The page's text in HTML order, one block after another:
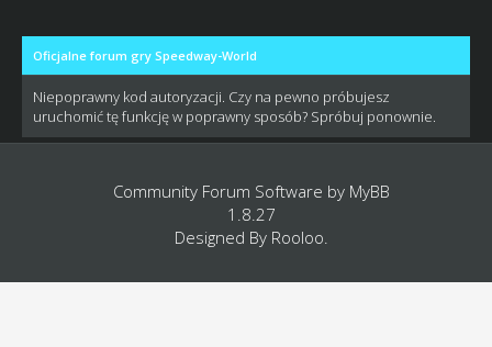
Oficjalne forum gry Speedway-World
Niepoprawny kod autoryzacji. Czy na pewno próbujesz
uruchomić tę funkcję w poprawny sposób? Spróbuj ponownie.
Community Forum Software by MyBB
1.8.27
Designed By Rooloo.